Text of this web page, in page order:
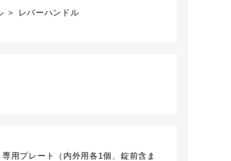
＞ レバーハンドル
用プレート（内外用各1個、錠前含ま